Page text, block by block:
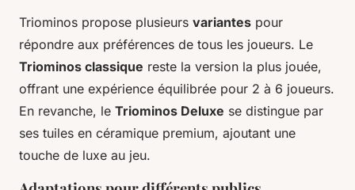
Triominos propose plusieurs variantes pour
répondre aux préférences de tous les joueurs. Le
Triominos classique reste la version la plus jouée,
offrant une expérience équilibrée pour 2 à 6 joueurs.
En revanche, le Triominos Deluxe se distingue par
ses tuiles en céramique premium, ajoutant une
touche de luxe au jeu.